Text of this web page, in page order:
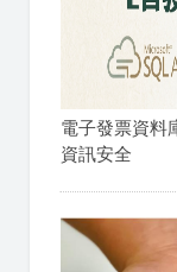
電子發票資料
資訊安全